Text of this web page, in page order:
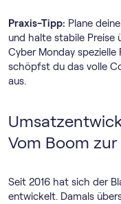
Praxis-Tipp: Plane
und halte stabile Preise
Cyber Monday spezielle
schöpfst du das volle
aus.
Vom Boom
Seit 2016 hat sich der
entwickelt. Damals